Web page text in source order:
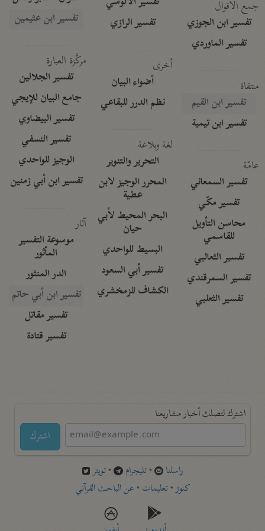
جمع الأقوال
تفسير ابن الجوزي
تفسير الماوردي
منتقاة
تفسير ابن القيم
تفسير ابن تيمية
عامّة
تفسير السمعاني
تفسير مكّي
محاسن التأويل
للقاسمي
تفسير الثعالبي
تفسير السمرقندي
تفسير الثعلبي
تفسير الرازي
أخرى
أضواء البيان
نظم الدرر للبقاعي
لغة وبلاغة
التحرير والتنوير
المحرر الوجيز لابن
عطية
البحر المحيط لأبي
حيان
البسيط للواحدي
تفسير أبي السعود
الكشاف للزمخشري
تفسير ابن عثيمين
مركَّزة العبارة
تفسير الجلالين
جامع البيان للإيجي
تفسير البيضاوي
تفسير النسفي
الوجيز للواحدي
تفسير ابن أبي زمنين
آثار
موسوعة التفسير
المأثور
الدر المنثور
تفسير ابن أبي حاتم
تفسير مقاتل
تفسير قتادة
اشترك لتصلك أخبار مشاريعنا
اشترك
راسلنا •تليجرام •تويتر
كنوز•تعليمات •عن الباحث القرآني